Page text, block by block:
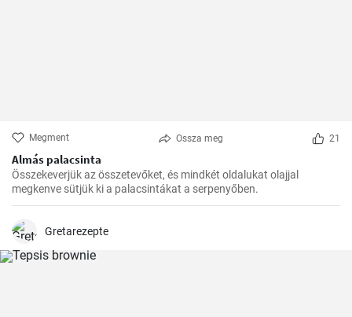
Megment Ossza meg 21
Almás palacsinta
Összekeverjük az összetevőket, és mindkét oldalukat olajjal
megkenve sütjük ki a palacsintákat a serpenyőben.
Gretarezepte